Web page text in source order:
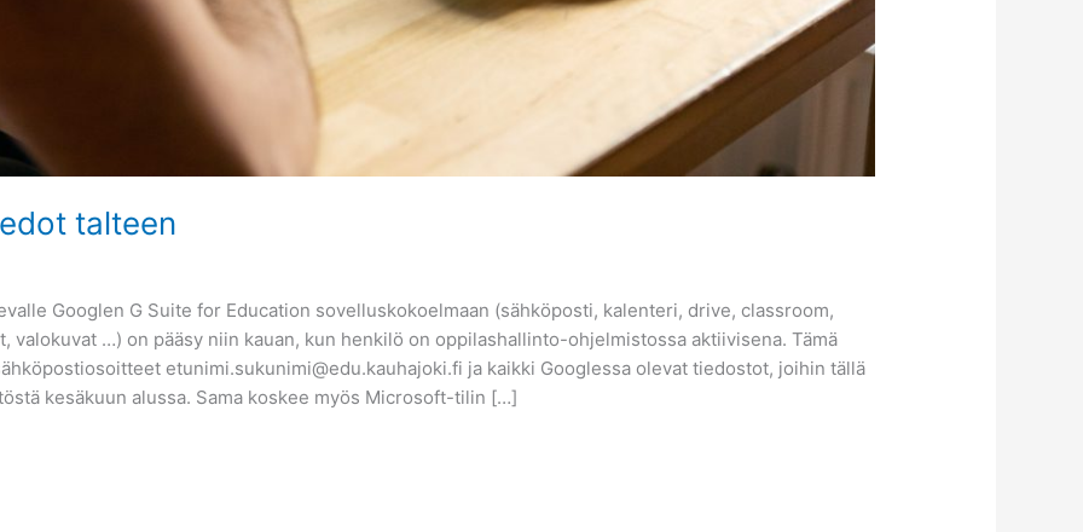
talteen
Googlen G Suite for Education sovelluskokoelmaan (sähköposti, kalenteri, drive, classroom,
valokuvat …) on pääsy niin kauan, kun henkilö on oppilashallinto-ohjelmistossa aktiivisena. Tämä
etunimi.sukunimi@edu.kauhajoki.fi ja kaikki Googlessa olevat tiedostot, joihin tällä
kesäkuun alussa. Sama koskee myös Microsoft-tilin […]